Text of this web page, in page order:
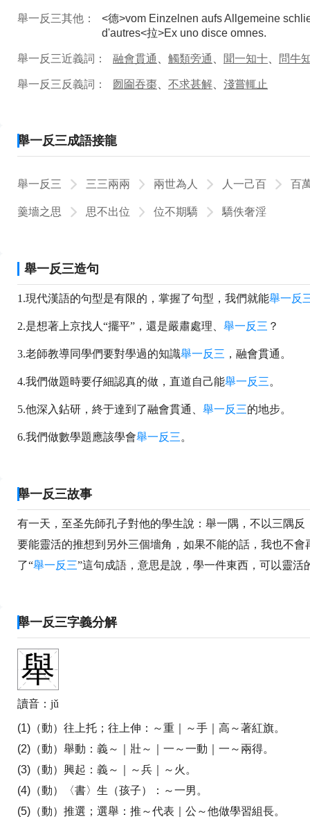
舉一反三其他：
<德>vom Einzelnen aufs Allgemeine
d'autres<拉>Ex uno disce omnes.
舉一反三近義詞： 融會貫通 觸類旁通 聞一知十 問牛
舉一反三反義詞： 囫圇吞棗 不求甚解 淺嘗輒止
舉一反三成語接龍
舉一反三 三三兩兩 兩世為人 人一己百 百
羹墻之思 思不出位 位不期驕 驕佚奢淫
舉一反三造句
1.現代漢語的句型是有限的，掌握了句型，我們就能舉一反
2.是想著上京找人“擺平”，還是嚴肅處理、 舉一反三 ？
3.老師教導同學們要對學過的知識舉一反三 ，融會貫通。
4.我們做題時要仔細認真的做，直道自己能舉一反三。
5.他深入鉆研，終于達到了融會貫通、 舉一反三的地步。
6.我們做數學題應該學會舉一反三。
舉一反三故事
有一天，至圣先師孔子對他的學生說：舉一隅，不以三隅
要能靈活的推想到另外三個墻角，如果不能的話，我也不
了“舉一反三”這句成語，意思是說，學一件東西，可以靈
舉一反三字義分解
舉
讀音：jǔ
(1)（動）往上托；往上伸： ～重｜～手｜高～著紅旗。
(2)（動）舉動： 義～｜壯～｜一～一動｜一～兩得。
(3)（動）興起： 義～｜～兵｜～火。
(4)（動）〈書〉生（孩子）： ～一男。
(5)（動）推選；選舉： 推～代表｜公～他做學習組長。